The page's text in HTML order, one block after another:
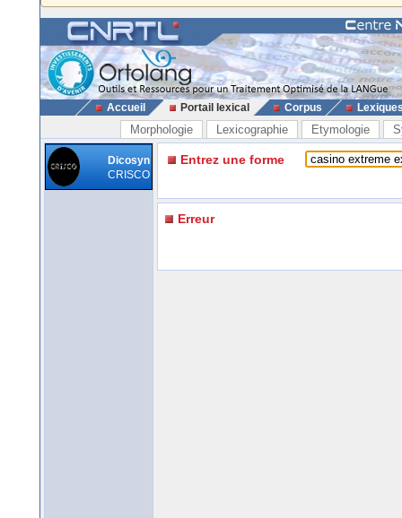
Accueil Portail lexical Corpus
Morphologie Lexicographie Etymologie
Dicosyn
CRISCO
Entrez une forme
Erreur